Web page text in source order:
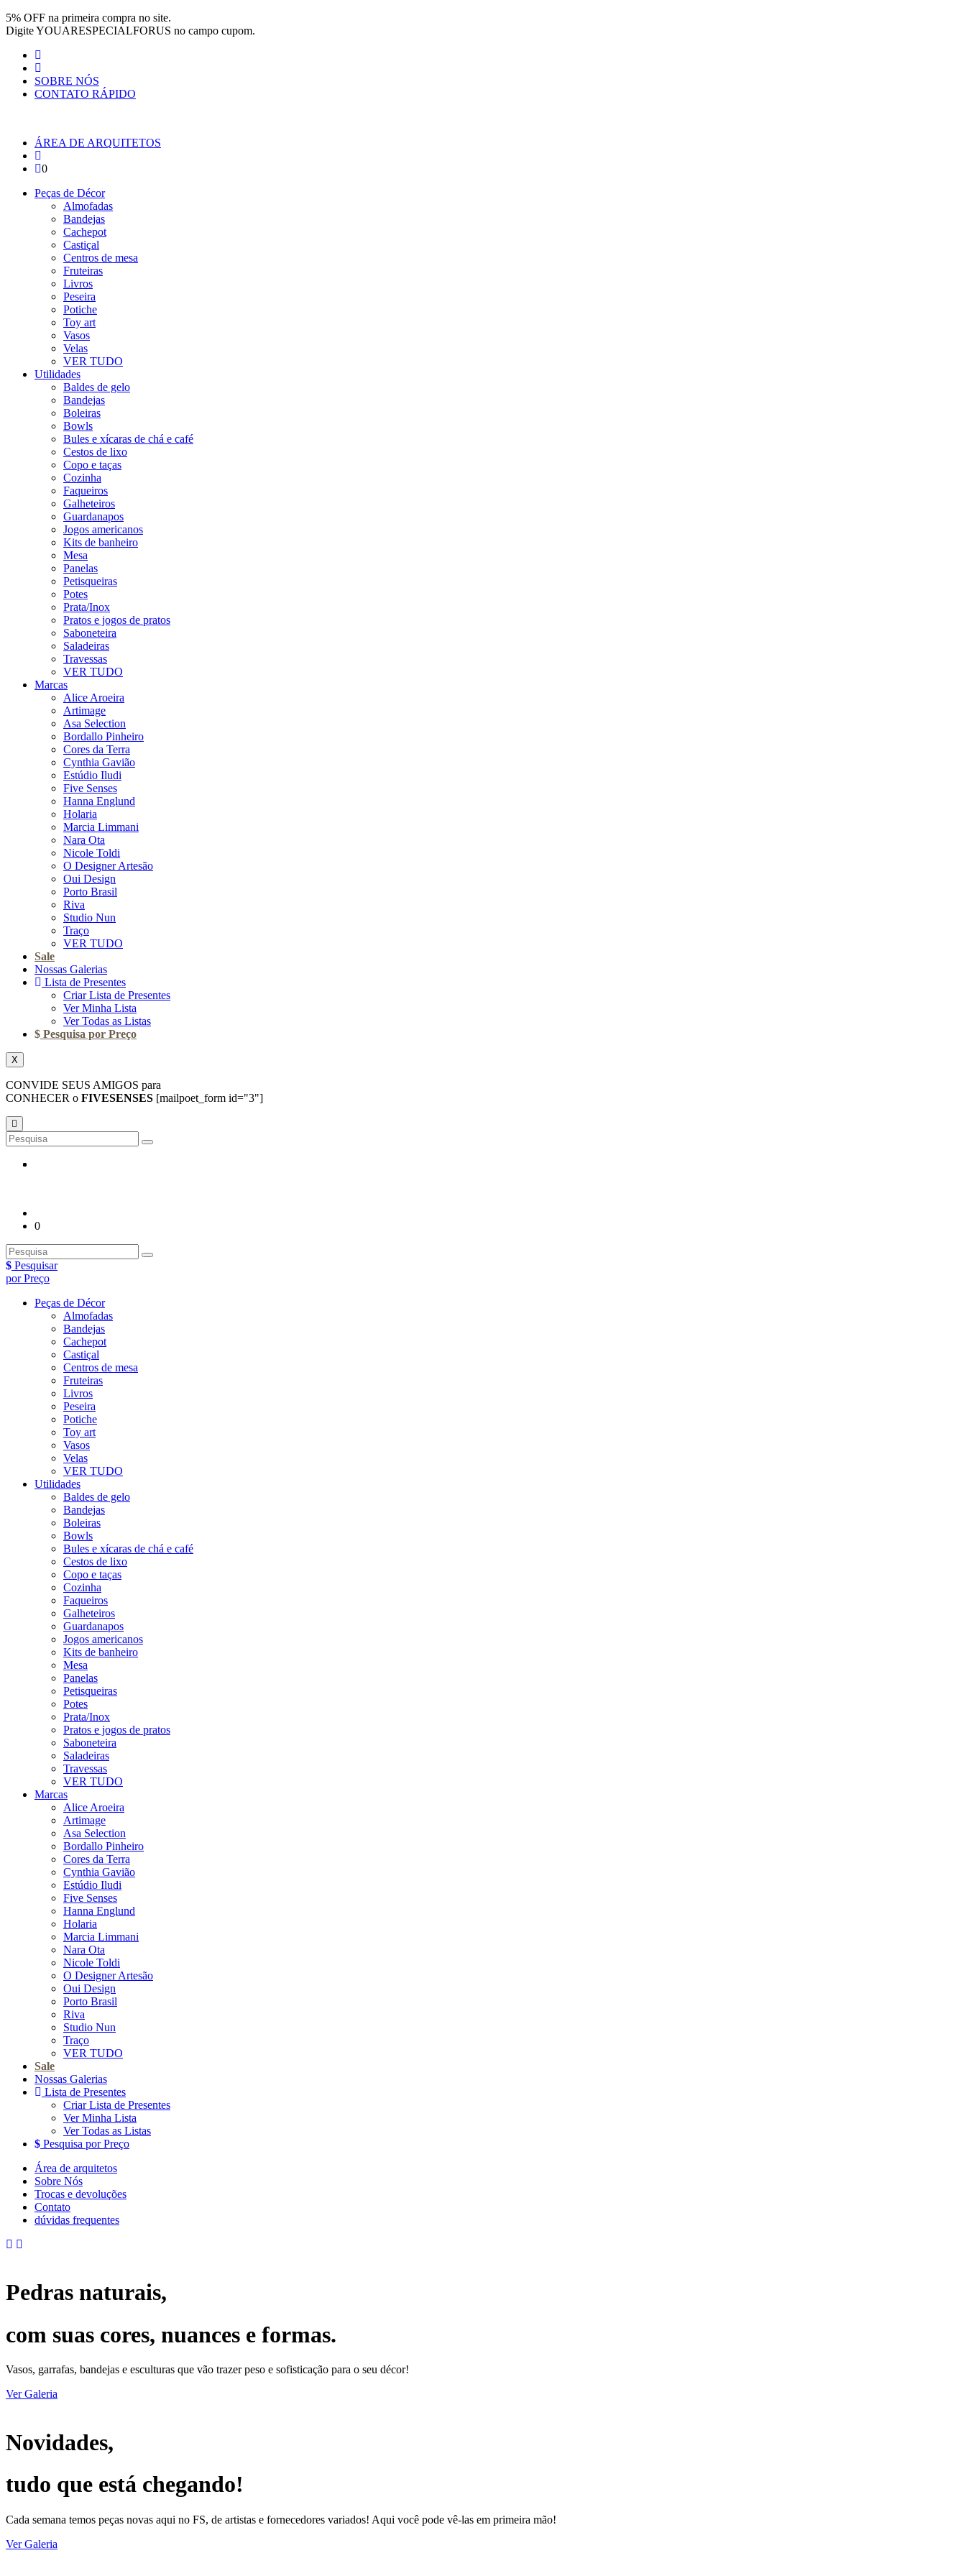
Pular para o conteúdo
5% OFF na primeira compra no site.
DigiteYOUARESPECIALFORUS no campo cupom.
SOBRE NÓS
CONTATO RÁPIDO
ÁREA DE ARQUITETOS
0
Peças de Décor
Almofadas
Bandejas
Cachepot
Castiçal
Centros de mesa
Fruteiras
Livros
Peseira
Potiche
Toy art
Vasos
Velas
VER TUDO
Utilidades
Baldes de gelo
Bandejas
Boleiras
Bowls
Bules e xícaras de chá e café
Cestos de lixo
Copo e taças
Cozinha
Faqueiros
Galheteiros
Guardanapos
Jogos americanos
Kits de banheiro
Mesa
Panelas
Petisqueiras
Potes
Prata/Inox
Pratos e jogos de pratos
Saboneteira
Saladeiras
Travessas
VER TUDO
Marcas
Alice Aroeira
Artimage
Asa Selection
Bordallo Pinheiro
Cores da Terra
Cynthia Gavião
Estúdio Iludi
Five Senses
Hanna Englund
Holaria
Marcia Limmani
Nara Ota
Nicole Toldi
O Designer Artesão
Oui Design
Porto Brasil
Riva
Studio Nun
Traço
VER TUDO
Sale
Nossas Galerias
Lista de Presentes
Criar Lista de Presentes
Ver Minha Lista
Ver Todas as Listas
Pesquisa por Preço
X
CONVIDE SEUS AMIGOS para
CONHECER o FIVESENSES [mailpoet_form id="3"]
0
Pesquisar
por Preço
Peças de Décor
Almofadas
Bandejas
Cachepot
Castiçal
Centros de mesa
Fruteiras
Livros
Peseira
Potiche
Toy art
Vasos
Velas
VER TUDO
Utilidades
Baldes de gelo
Bandejas
Boleiras
Bowls
Bules e xícaras de chá e café
Cestos de lixo
Copo e taças
Cozinha
Faqueiros
Galheteiros
Guardanapos
Jogos americanos
Kits de banheiro
Mesa
Panelas
Petisqueiras
Potes
Prata/Inox
Pratos e jogos de pratos
Saboneteira
Saladeiras
Travessas
VER TUDO
Marcas
Alice Aroeira
Artimage
Asa Selection
Bordallo Pinheiro
Cores da Terra
Cynthia Gavião
Estúdio Iludi
Five Senses
Hanna Englund
Holaria
Marcia Limmani
Nara Ota
Nicole Toldi
O Designer Artesão
Oui Design
Porto Brasil
Riva
Studio Nun
Traço
VER TUDO
Sale
Nossas Galerias
Lista de Presentes
Criar Lista de Presentes
Ver Minha Lista
Ver Todas as Listas
Pesquisa por Preço
Área de arquitetos
Sobre Nós
Trocas e devoluções
Contato
dúvidas frequentes
Pedras naturais,
com suas cores, nuances e formas.
Vasos, garrafas, bandejas e esculturas que vão trazer peso e sofisticação para o seu décor!
Ver Galeria
Novidades,
tudo que está chegando!
Cada semana temos peças novas aqui no FS, de artistas e fornecedores variados! Aqui você pode vê-las em primeira mão!
Ver Galeria